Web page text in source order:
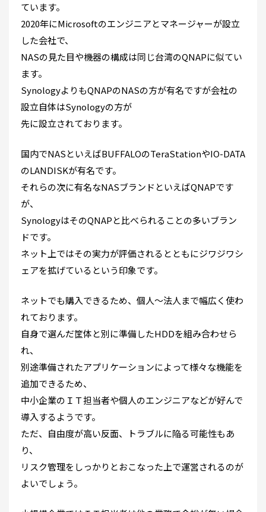
ています。
2020年にMicrosoftのエンジニアとマネージャーが設立
した会社で、
NASの見た目や機器の構成は同じ台湾のQNAPに似てい
ます。
SynologyよりもQNAPのNASの方が有名ですが会社の
設立自体はSynologyの方が
先に設立されております。
国内でNASといえばBUFFALOのTeraStationやIO-DATA
のLANDISKが有名です。
それらの次に有名なNASブランドといえばQNAPです
が、
SynologyはそのQNAPと比べられることの多いブラン
ドです。
ネット上ではその実力が評価されるとともにジワジワシ
ェアを拡げているという印象です。
ネットでも購入できるため、個人～法人まで幅広く使わ
れております。
自身で選んだ筐体と別に準備したHDDを組み合わせら
れ、
別途準備されたアプリケーションによって様々な機能を
追加できるため、
中小企業のＩＴ担当者や個人のエンジニアなどが好んで
導入するようです。
ただ、自由度が高い反面、トラブルに陥る可能性もあ
り、
リスク管理をしっかりとおこなった上で運営されるのが
よいでしょう。